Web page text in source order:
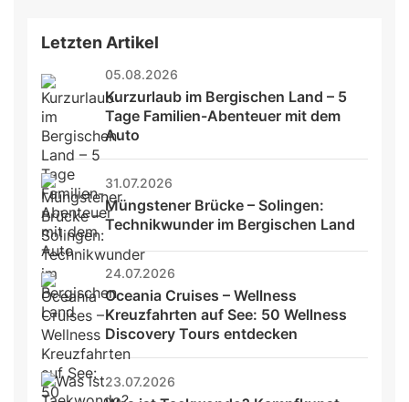
Letzten Artikel
05.08.2026
Kurzurlaub im Bergischen Land – 5
Tage Familien-Abenteuer mit dem
Auto
31.07.2026
Müngstener Brücke – Solingen:
Technikwunder im Bergischen Land
24.07.2026
Oceania Cruises – Wellness
Kreuzfahrten auf See: 50 Wellness
Discovery Tours entdecken
23.07.2026